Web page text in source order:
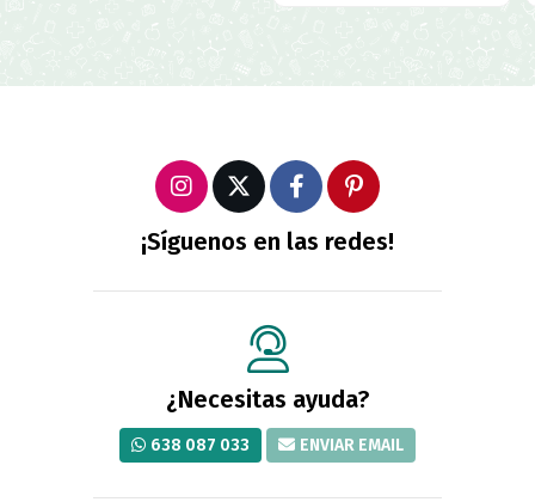
¡Síguenos en las redes!
¿Necesitas ayuda?
638 087 033 ENVIAR EMAIL